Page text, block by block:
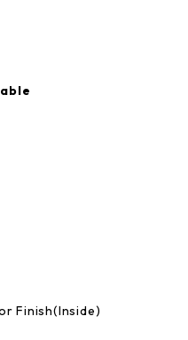
Finish(Inside)